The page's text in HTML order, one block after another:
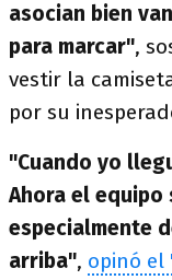
asocian bien
para marcar",
vestir la
por su
"Cuando yo
Ahora el equipo
especialmente
arriba", opinó el